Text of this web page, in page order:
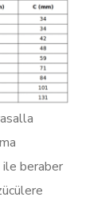
ile beraber